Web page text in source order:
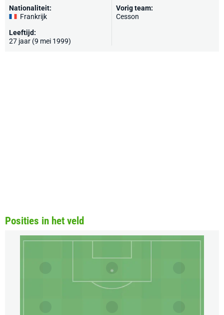
Nationaliteit:
Frankrijk
Leeftijd:
27 jaar (9 mei 1999)
Vorig team:
Cesson
Posities in het veld